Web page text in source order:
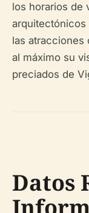
los horarios de
arquitectónicos
las atracciones
al máximo su
preciados de
Datos